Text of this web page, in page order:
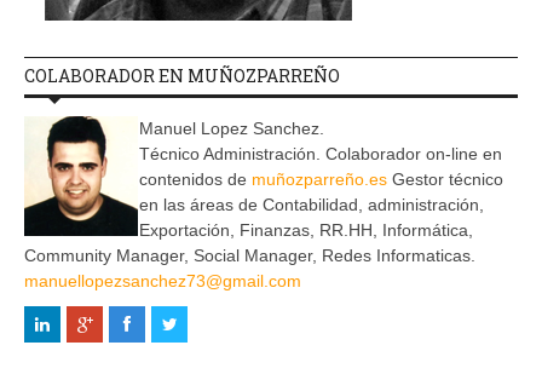
COLABORADOR EN MUÑOZPARREÑO
Manuel Lopez Sanchez.
Técnico Administración. Colaborador on-line en
contenidos de muñozparreño.es Gestor técnico
en las áreas de Contabilidad, administración,
Exportación, Finanzas, RR.HH, Informática,
Community Manager, Social Manager, Redes Informaticas.
manuellopezsanchez73@gmail.com